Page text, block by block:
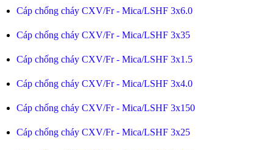
Cáp chống cháy CXV/Fr - Mica/LSHF 3x6.0
Cáp chống cháy CXV/Fr - Mica/LSHF 3x35
Cáp chống cháy CXV/Fr - Mica/LSHF 3x1.5
Cáp chống cháy CXV/Fr - Mica/LSHF 3x4.0
Cáp chống cháy CXV/Fr - Mica/LSHF 3x150
Cáp chống cháy CXV/Fr - Mica/LSHF 3x25